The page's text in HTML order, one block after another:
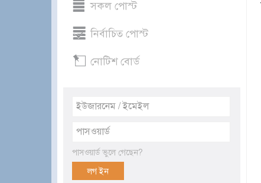
সকল পোস্ট
নির্বাচিত পোস্ট
নোটিশ বোর্ড
পাসওয়ার্ড ভুলে গেছেন?